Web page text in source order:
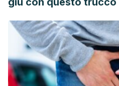
Heel-Fissures-Treatment-
Park, E., Kim, G., & Kim, H.
Containing Avocado Oil on
Satisfaction of 20s Female
of Beauty and Cosmetology,
ajbc.org/journal/